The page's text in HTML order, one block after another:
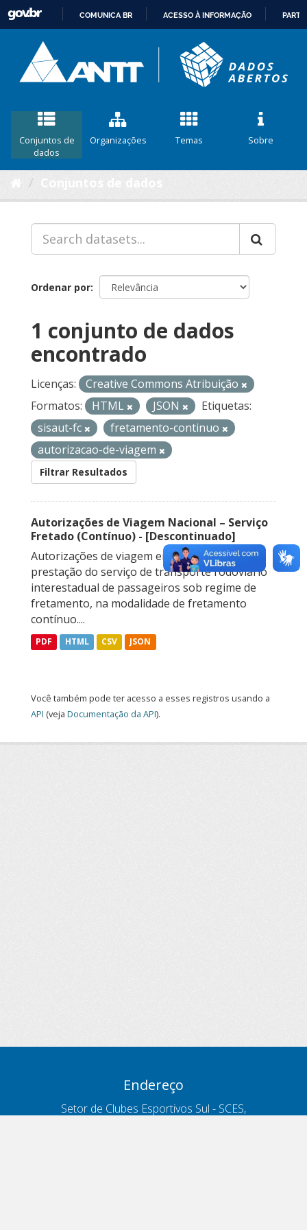
CONTEÚDO
COMUNICA BR ACESSO À INFORMAÇÃO
Conjuntos de
dados
Organizações Temas Sobre
Ordenar por
1 conjunto de dados
encontrado
Licenças:
Creative Commons Atribuição
Formatos:
HTML JSON
Etiquetas:
sisaut-fc
fretamento-continuo
autorizacao-de-viagem
Filtrar Resultados
Autorizações de Viagem Nacional – Serviço
Fretado (Contínuo) - [Descontinuado]
Autorizações de viagem emitidas para a
prestação do serviço de transporte rodoviário
interestadual de passageiros sob regime de
fretamento, na modalidade de fretamento
contínuo....
PDF HTML CSV JSON
Você também pode ter acesso a esses registros usando a
API (veja Documentação da API).
Endereço
Setor de Clubes Esportivos Sul - SCES,